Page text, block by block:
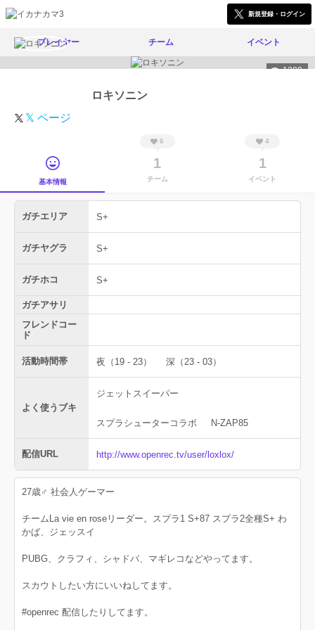
新規登録・ログイン
プレイヤー チーム イベント
1280
ロキソニン
𝕏 ページ
基本情報
6
1
チーム
4
1
イベント
ガチエリア S+
ガチヤグラ S+
ガチホコ S+
ガチアサリ
フレンドコー
ド
活動時間帯 夜（19 - 23） 深（23 - 03）
よく使うブキ
ジェットスイーパー
スプラシューターコラボ N-ZAP85
配信URL http://www.openrec.tv/user/loxlox/
27歳♂ 社会人ゲーマー
チームLa vie en roseリーダー。スプラ1 S+87 スプラ2全種S+ わ
かば、ジェッスイ
PUBG、クラフィ、シャドバ、マギレコなどやってます。
スカウトしたい方にいいねしてます。
#openrec 配信したりしてます。